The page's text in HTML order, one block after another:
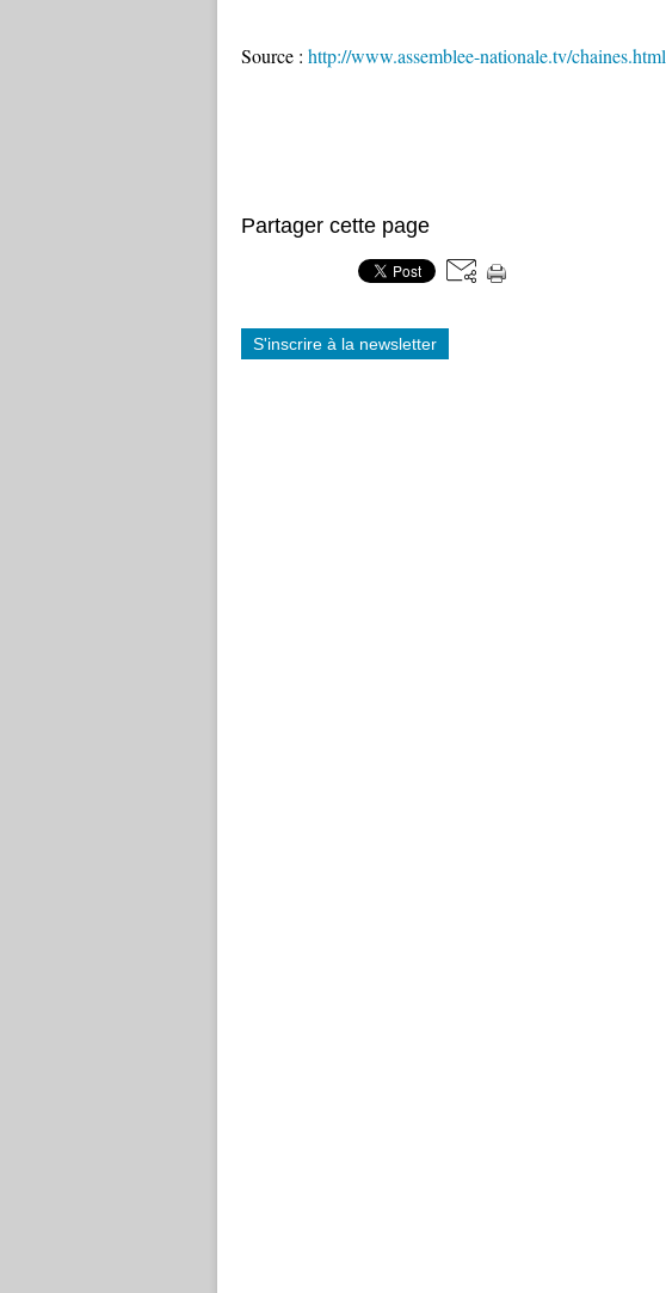
Source : http://www.assemblee-nationale.tv/chaines.html
Partager cette page
S'inscrire à la newsletter